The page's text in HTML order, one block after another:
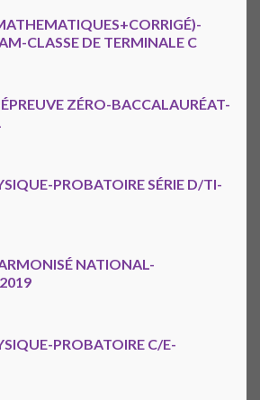
CLASSE DE TERMINALE C
ZÉRO-BACCALAURÉAT-
PROBATOIRE SÉRIE D/TI-
NATIONAL-
PROBATOIRE C/E-